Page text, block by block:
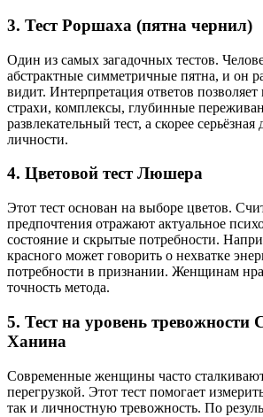
3. Тест Роршаха (пятна чернил)
Один из самых загадочных тестов.
абстрактные симметричные пятна, и он
видит. Интерпретация ответов
страхи, комплексы, глубинные
развлекательный тест, а скорее серьёзная
личности.
4. Цветовой тест Люшера
Этот тест основан на выборе цветов.
предпочтения отражают актуальное
состояние и скрытые потребности.
красного может говорить о нехватке
потребности в признании. Женщинам
точность метода.
5. Тест на уровень тревожности
Ханина
Современные женщины часто
перегрузкой. Этот тест помогает
так и личностную тревожность. По